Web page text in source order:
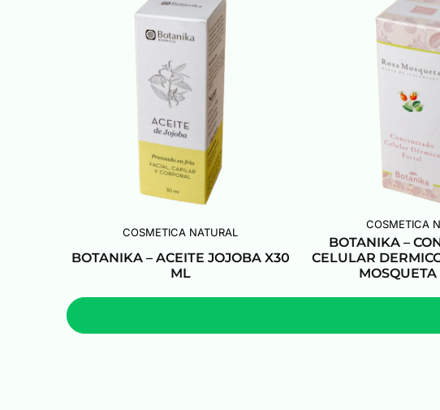
COSMETICA NATURAL
BOTANIKA – ACEITE JOJOBA X30
ML
COSMETICA
BOTANIKA –
CELULAR